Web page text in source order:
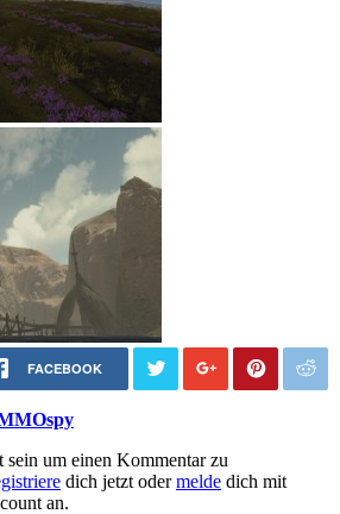
FACEBOOK
sein um einen Kommentar zu
dich jetzt odermelde dich mit
an.